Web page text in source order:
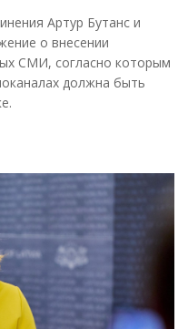
Артур Бутанс и
о внесении
СМИ, согласно которым
должна быть